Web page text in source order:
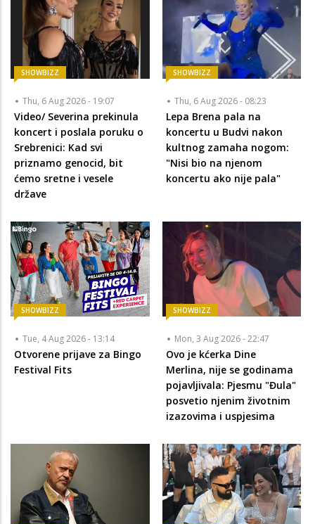
SHOWBIZZ
Thu, 6 Aug 2026 - 19:07
Video/ Severina prekinula
koncert i poslala poruku o
Srebrenici: Kad svi
priznamo genocid, bit
ćemo sretne i vesele
države
SHOWBIZZ
Thu, 6 Aug 2026 - 08:23
Lepa Brena pala na
koncertu u Budvi nakon
kultnog zamaha nogom:
"Nisi bio na njenom
koncertu ako nije pala"
SHOWBIZZ
Tue, 4 Aug 2026 - 13:14
Otvorene prijave za Bingo
Festival Fits
SHOWBIZZ
Mon, 3 Aug 2026 - 22:47
Ovo je kćerka Dine
Merlina, nije se godinama
pojavljivala: Pjesmu "Đula"
posvetio njenim životnim
izazovima i uspjesima